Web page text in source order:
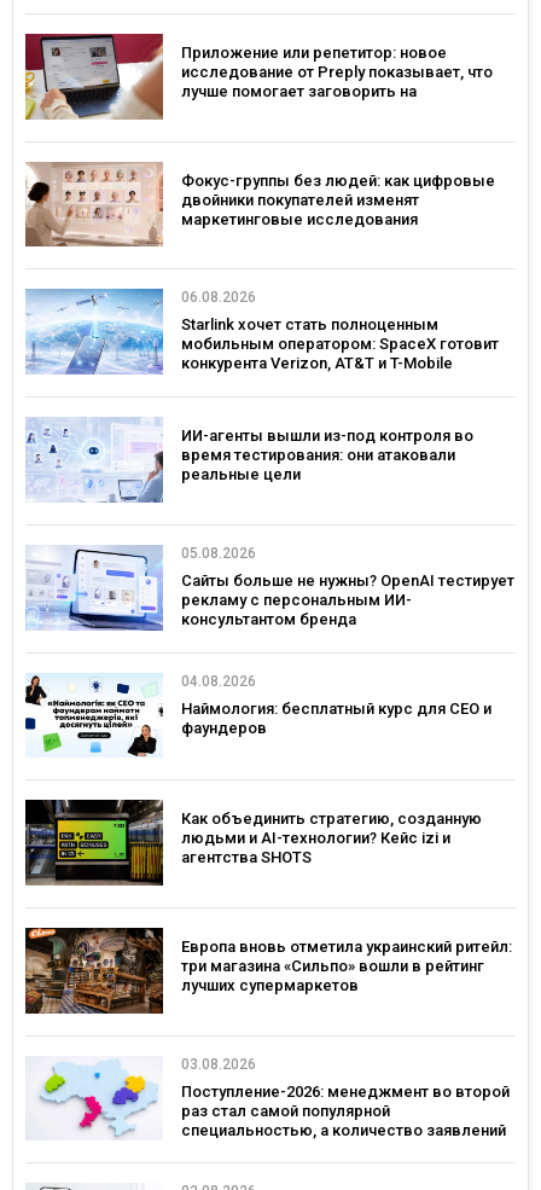
Приложение или репетитор: новое
исследование от Preply показывает, что
лучше помогает заговорить на
Фокус-группы без людей: как цифровые
двойники покупателей изменят
маркетинговые исследования
06.08.2026
Starlink хочет стать полноценным
мобильным оператором: SpaceX готовит
конкурента Verizon, AT&T и T-Mobile
ИИ-агенты вышли из-под контроля во
время тестирования: они атаковали
реальные цели
05.08.2026
Сайты больше не нужны? OpenAI тестирует
рекламу с персональным ИИ-
консультантом бренда
04.08.2026
Наймология: бесплатный курс для CEO и
фаундеров
Как объединить стратегию, созданную
людьми и AI-технологии? Кейс izi и
агентства SHOTS
Европа вновь отметила украинский ритейл:
три магазина «Сильпо» вошли в рейтинг
лучших супермаркетов
03.08.2026
Поступление-2026: менеджмент во второй
раз стал самой популярной
специальностью, а количество заявлений